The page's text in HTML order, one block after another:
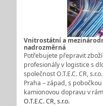
Vnitrostátní a
nadrozměrná
Potřebujete přepravit
profesionály v logistice s
společnost O.T.E.C. CR,
Praha – západ, s
kamionovou dopravu v
O.T.E.C. CR, s.r.o.